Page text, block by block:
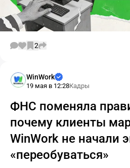
2
WinWork
19 мая в 12:28Кадры
ФНС поменяла
почему клиенты
WinWork не начали
«переобуваться»